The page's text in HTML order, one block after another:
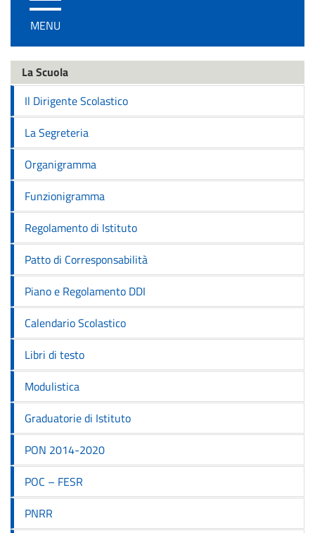
/
disattiva
navigazione
MENU
La Scuola
Il Dirigente Scolastico
La Segreteria
Organigramma
Funzionigramma
Regolamento di Istituto
Patto di Corresponsabilità
Piano e Regolamento DDI
Calendario Scolastico
Libri di testo
Modulistica
Graduatorie di Istituto
PON 2014-2020
POC – FESR
PNRR